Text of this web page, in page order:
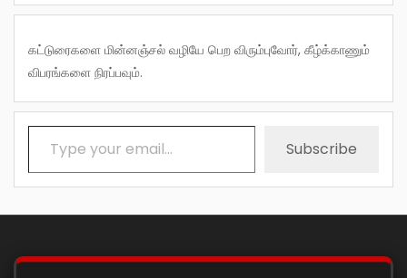
கட்டுரைகளை மின்னஞ்சல் வழியே பெற விரும்புவோர், கீழ்க்காணும்
விபரங்களை நிரப்பவும்.
Type your email…
Subscribe